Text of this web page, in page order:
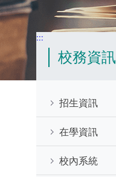
:::
校務資訊
招生資訊
在學資訊
校內系統